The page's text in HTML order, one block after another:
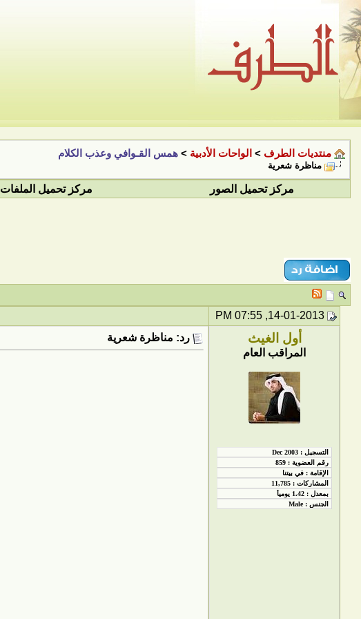
منتديات الطرف > الواحات الأدبية > همس القـوافي وعذب الكلام
مناظرة شعرية
مركز تحميل الصور
مركز تحميل الملفات
أول الغيث
المراقب العام
رد: مناظرة شعرية